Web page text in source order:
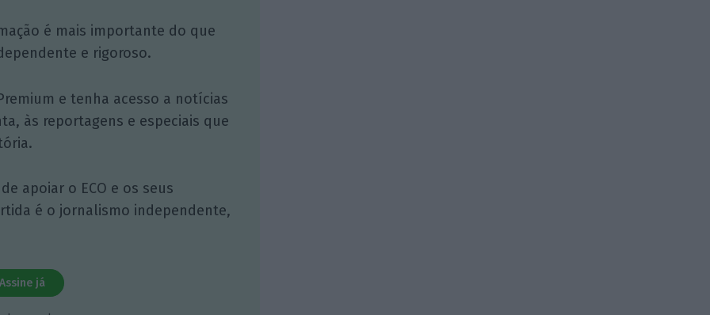
é mais importante do que
e rigoroso.
e tenha acesso a notícias
às reportagens e especiais que
apoiar o ECO e os seus
é o jornalismo independente,
Assine já